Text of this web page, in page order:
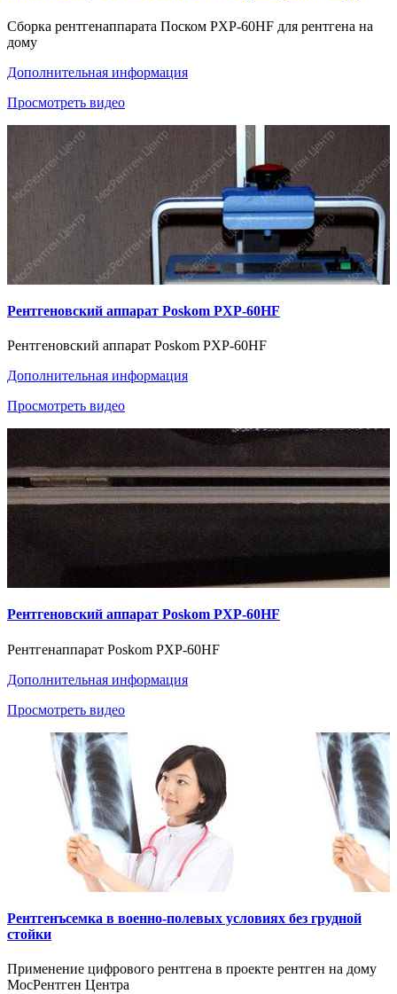
Сборка рентгенаппарата Поском PXP-60HF для рентгена на
дому
Дополнительная информация
Просмотреть видео
Рентгеновский аппарат Poskom PXP-60HF
Рентгеновский аппарат Poskom PXP-60HF
Дополнительная информация
Просмотреть видео
Рентгеновский аппарат Poskom PXP-60HF
Рентгенаппарат Poskom PXP-60HF
Дополнительная информация
Просмотреть видео
Рентгенъсемка в военно-полевых условиях без грудной
стойки
Применение цифрового рентгена в проекте рентген на дому
МосРентген Центра